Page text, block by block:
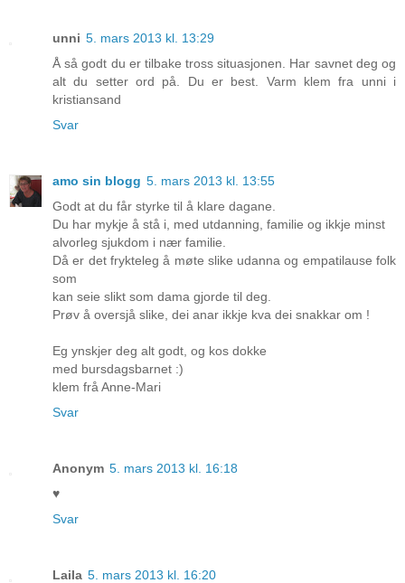
unni 5. mars 2013 kl. 13:29
Å så godt du er tilbake tross situasjonen. Har savnet deg og
alt du setter ord på. Du er best. Varm klem fra unni i
kristiansand
Svar
amo sin blogg 5. mars 2013 kl. 13:55
Godt at du får styrke til å klare dagane.
Du har mykje å stå i, med utdanning, familie og ikkje minst
alvorleg sjukdom i nær familie.
Då er det frykteleg å møte slike udanna og empatilause folk
som
kan seie slikt som dama gjorde til deg.
Prøv å oversjå slike, dei anar ikkje kva dei snakkar om !
Eg ynskjer deg alt godt, og kos dokke
med bursdagsbarnet :)
klem frå Anne-Mari
Svar
Anonym 5. mars 2013 kl. 16:18
♥
Svar
Laila 5. mars 2013 kl. 16:20